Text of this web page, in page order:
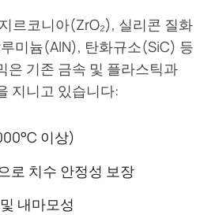
르코니아(ZrO₂), 실리콘 질화
미늄(AlN), 탄화규소(SiC) 등
은 기존 금속 및 플라스틱과
지니고 있습니다:
이상)
로 치수 안정성 보장
내마모성